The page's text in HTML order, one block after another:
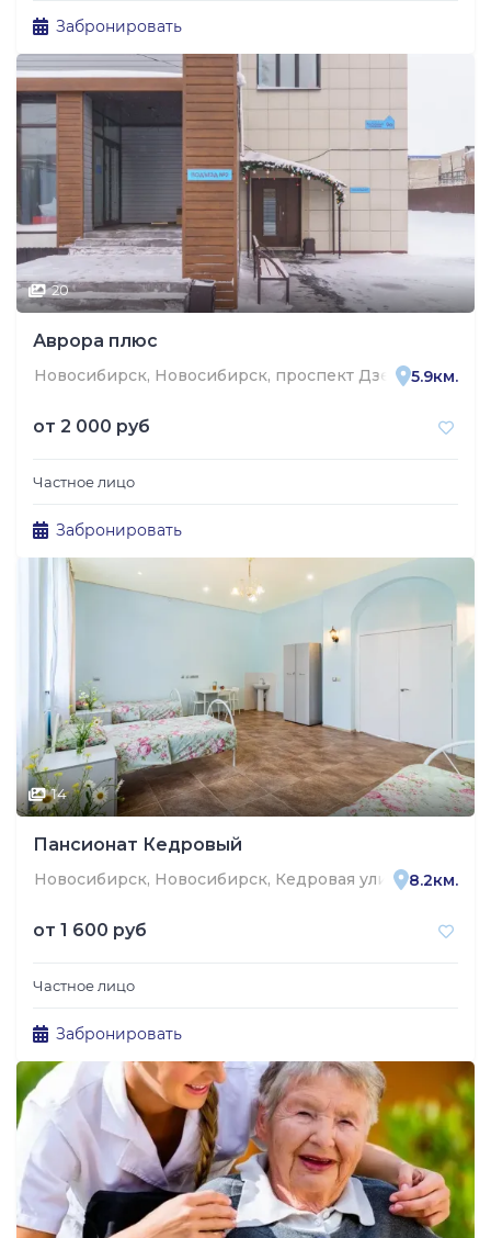
Забронировать
20
Аврора плюс
Новосибирск, Новосибирск, проспект Дзержинского,
5.9км.
от 2 000 руб
Частное лицо
Забронировать
14
Пансионат Кедровый
Новосибирск, Новосибирск, Кедровая улица, 226
8.2км.
от 1 600 руб
Частное лицо
Забронировать